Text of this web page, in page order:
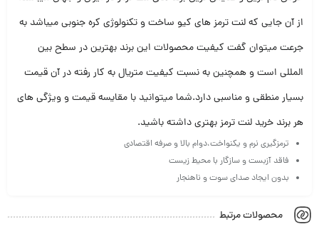
از آن جایی که لنت ترمز های کیو ساخت و تکنولوژی‌ کره جنوبی میباشد به
جرعت میتوان گفت کیفیت محصولات این برند بهترین در سطح بین
المللی است و همچنین به نسبت کیفیت متریال به کار رفته در آن قیمت
بسیار منطقی و مناسبی دارد.شما میتوانید با مقایسه قیمت و ویژگی های
هر برند خرید لنت ترمز بهتری داشته باشید.
ترمزگیری نرم و یکنواخت،دوام بالا و صرفه اقتصادی
فاقد آزبست و سازگار با محیط زیست
بدون ایجاد صدای سوت و ناهنجار
محصولات مرتبط